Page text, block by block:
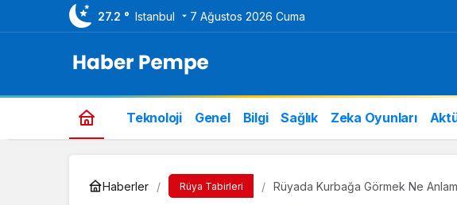
27.2 ° Istanbul 7 Ağustos 2026 Cuma
Teknoloji Genel Bilgi Sağlık Zeka Oyunları
Haberler Rüya Tabirleri Rüyada Kurbağa Görmek Ne